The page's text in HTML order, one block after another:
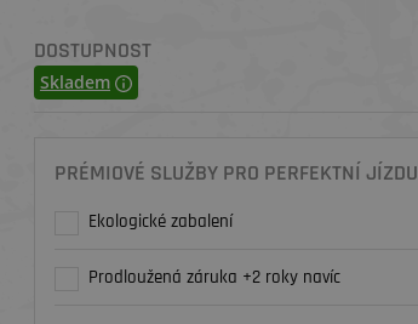
DOSTUPNOST
Skladem
PRÉMIOVÉ SLUŽBY PRO PERFEKTNÍ JÍZDU
Ekologické zabalení
Prodloužená záruka +2 roky navíc